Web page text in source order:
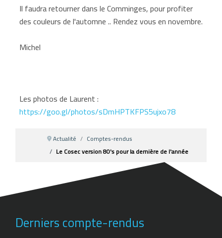
Il faudra retourner dans le Comminges, pour profiter
des couleurs de l'automne .. Rendez vous en novembre.
Michel
Les photos de Laurent :
https://goo.gl/photos/sDmHPTKFPS5ujxo78
Actualité
Comptes-rendus
Le Cosec version 80's pour la dernière de l'année
Derniers compte-rendus